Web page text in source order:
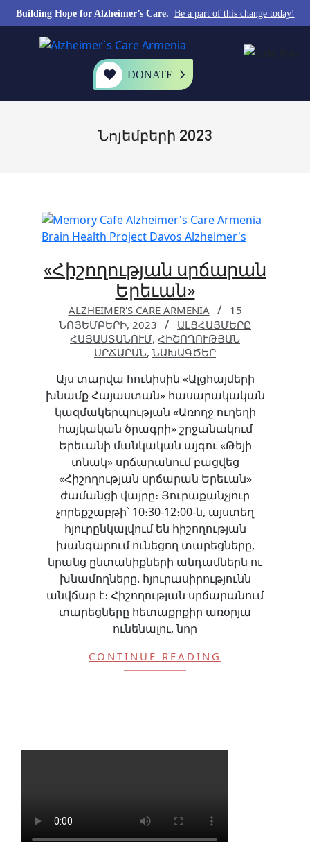
Building Hope for Alzheimer’s Care. Be a part of this change today!
DONATE
Նոյեմբերի 2023
«Հիշողության սրճարան
Երեւան»
ALZHEIMER'S CARE ARMENIA
15
ՆՈՅԵՄԲԵՐԻ, 2023
ԱԼՑՀԱՅՄԵՐԸ
ՀԱՅԱՍՏԱՆՈՒՄ, ՀԻՇՈՂՈՒԹՅԱՆ
ՍՐՃԱՐԱՆ, ՆԱԽԱԳԾԵՐ
Այս տարվա հունիսին «Ալցհայմերի
խնամք Հայաստան» հասարակական
կազմակերպության «Առողջ ուղեղի
հայկական ծրագրի» շրջանակում
Երեւանի մանկական այգու «Թեյի
տնակ» սրճարանում բացվեց
«Հիշողության սրճարան Երեւան»
ժամանցի վայրը։ Յուրաքանչյուր
չորեքշաբթի՝ 10։30-12։00-ն, այստեղ
հյուրընկալվում են հիշողության
խանգարում ունեցող տարեցները,
նրանց ընտանիքների անդամներն ու
խնամողները. հյուրասիրությունն
անվճար է։ Հիշողության սրճարանում
տարեցները հետաքրքիր առօրյա
ունենալու, նոր
CONTINUE READING